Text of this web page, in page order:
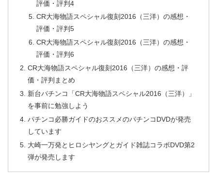
評価・評判4
CR大海物語スペシャル復刻2016（三洋）の感想・
評価・評判5
CR大海物語スペシャル復刻2016（三洋）の感想・
評価・評判6
CR大海物語スペシャル復刻2016（三洋）の感想・評
価・評判まとめ
新台パチンコ「CR大海物語スペシャル2016（三洋）」
を事前に勉強しよう
パチンコ必勝ガイドのおススメのパチンコDVDが発売
しています
大崎一万発とヒロシヤングとガイド雑誌コラボDVD第2
弾が発売します